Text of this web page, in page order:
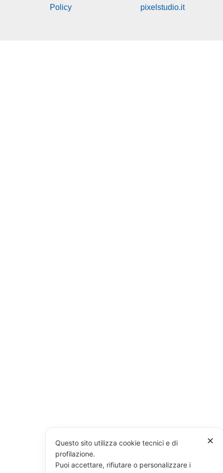
Policy
pixelstudio.it
✕
Questo sito utilizza cookie tecnici e di
profilazione.
Puoi accettare, rifiutare o personalizzare i